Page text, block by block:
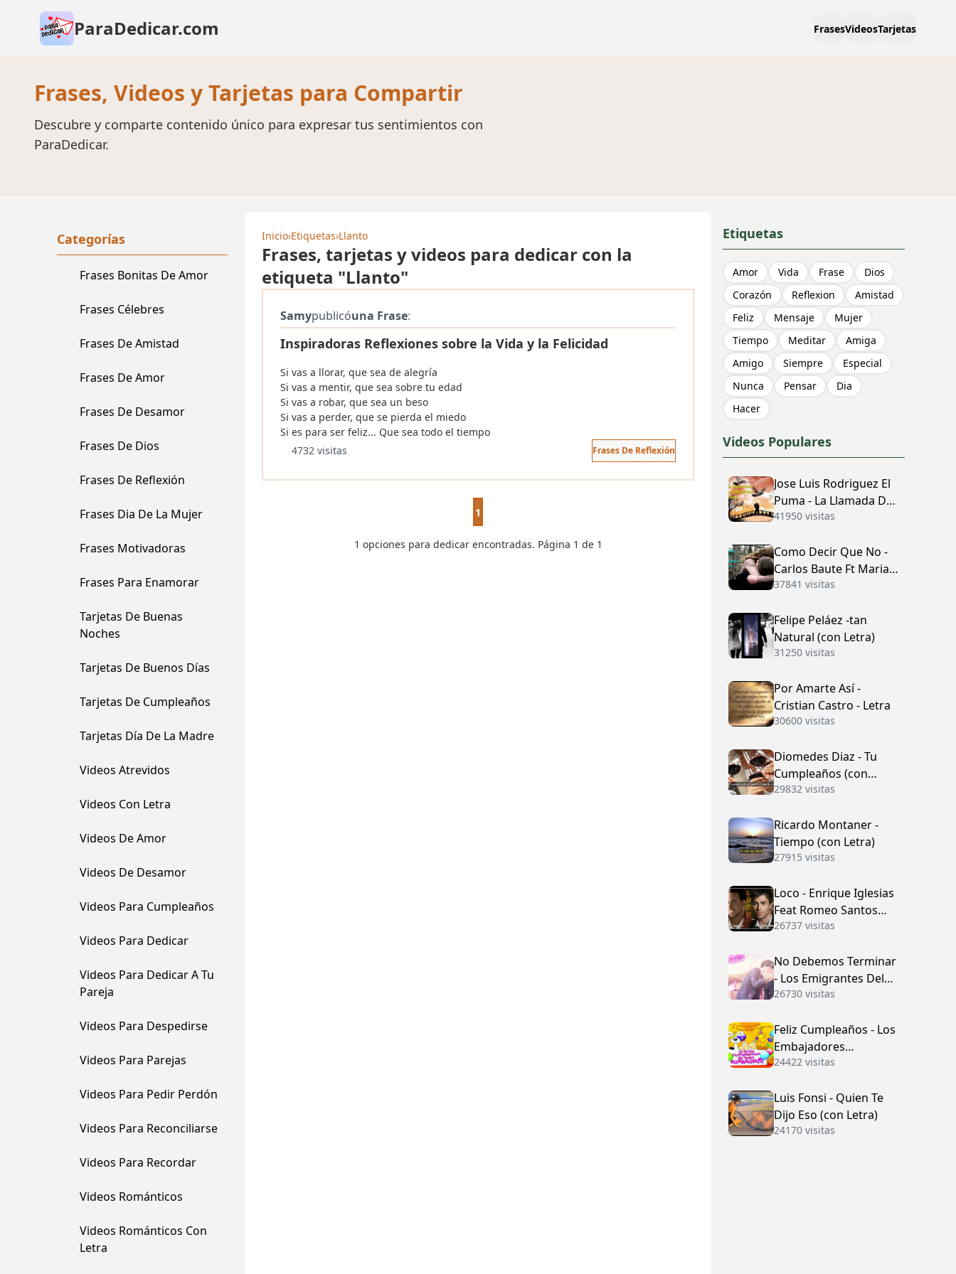
ParaDedicar.com FrasesVideosTarjetas
Frases, Videos y Tarjetas para Compartir
Descubre y comparte contenido único para expresar tus sentimientos con
ParaDedicar.
Categorías
Frases Bonitas De Amor
Frases Célebres
Frases De Amistad
Frases De Amor
Frases De Desamor
Frases De Dios
Frases De Reflexión
Frases Dia De La Mujer
Frases Motivadoras
Frases Para Enamorar
Tarjetas De Buenas
Noches
Tarjetas De Buenos Días
Tarjetas De Cumpleaños
Tarjetas Día De La Madre
Videos Atrevidos
Videos Con Letra
Videos De Amor
Videos De Desamor
Videos Para Cumpleaños
Videos Para Dedicar
Videos Para Dedicar A Tu
Pareja
Videos Para Despedirse
Videos Para Parejas
Videos Para Pedir Perdón
Videos Para Reconciliarse
Videos Para Recordar
Videos Románticos
Videos Románticos Con
Letra
Inicio›Etiquetas›Llanto
Frases, tarjetas y videos para dedicar con la
etiqueta "Llanto"
Samypublicóuna Frase:
Inspiradoras Reflexiones sobre la Vida y la Felicidad
Si vas a llorar, que sea de alegría
Si vas a mentir, que sea sobre tu edad
Si vas a robar, que sea un beso
Si vas a perder, que se pierda el miedo
Si es para ser feliz... Que sea todo el tiempo
4732 visitas
Frases De Reflexión
1
1 opciones para dedicar encontradas. Página 1 de 1
Etiquetas
Amor Vida Frase
Dios
Corazón
Reflexion
Amistad
Feliz
Mensaje
Mujer
Tiempo
Meditar
Amiga
Amigo
Siempre
Especial
Nunca
Pensar
Dia
Hacer
Videos Populares
Jose Luis Rodriguez El
Puma - La Llamada Del
Amor (con Letra)
41950 visitas
Como Decir Que No -
Carlos Baute Ft Maria
José (con Letra)
37841 visitas
Felipe Peláez -tan
Natural (con Letra)
31250 visitas
Por Amarte Así -
Cristian Castro - Letra
30600 visitas
Diomedes Diaz - Tu
Cumpleaños (con
Letra)
29832 visitas
Ricardo Montaner -
Tiempo (con Letra)
27915 visitas
Loco - Enrique Iglesias
Feat Romeo Santos
(con Letra)
26737 visitas
No Debemos Terminar
- Los Emigrantes Del
Vallenato
26730 visitas
Feliz Cumpleaños - Los
Embajadores
Vallenatos (con Letra)
24422 visitas
Luis Fonsi - Quien Te
Dijo Eso (con Letra)
24170 visitas